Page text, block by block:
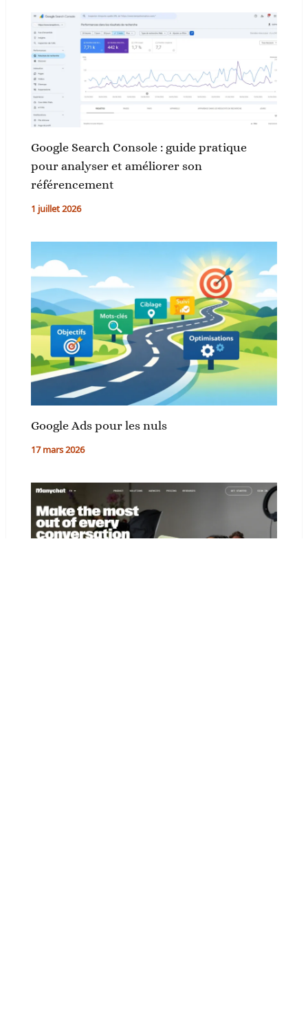
Google Search Console : guide pratique
pour analyser et améliorer son
référencement
1 juillet 2026
Google Ads pour les nuls
17 mars 2026